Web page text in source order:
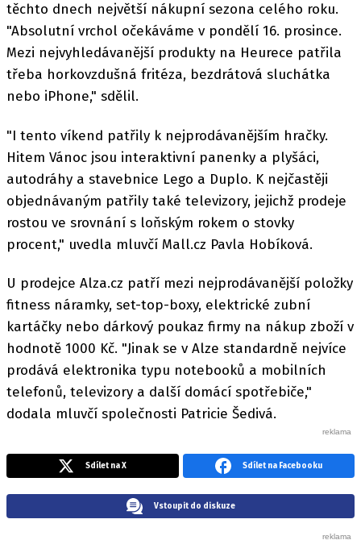
těchto dnech největší nákupní sezona celého roku.
"Absolutní vrchol očekáváme v pondělí 16. prosince.
Mezi nejvyhledávanější produkty na Heurece patřila
třeba horkovzdušná fritéza, bezdrátová sluchátka
nebo iPhone," sdělil.
"I tento víkend patřily k nejprodávanějším hračky.
Hitem Vánoc jsou interaktivní panenky a plyšáci,
autodráhy a stavebnice Lego a Duplo. K nejčastěji
objednávaným patřily také televizory, jejichž prodeje
rostou ve srovnání s loňským rokem o stovky
procent," uvedla mluvčí Mall.cz Pavla Hobíková.
U prodejce Alza.cz patří mezi nejprodávanější položky
fitness náramky, set-top-boxy, elektrické zubní
kartáčky nebo dárkový poukaz firmy na nákup zboží v
hodnotě 1000 Kč. "Jinak se v Alze standardně nejvíce
prodává elektronika typu notebooků a mobilních
telefonů, televizory a další domácí spotřebiče,"
dodala mluvčí společnosti Patricie Šedivá.
Sdílet na X Sdílet na Facebooku
Vstoupit do diskuze